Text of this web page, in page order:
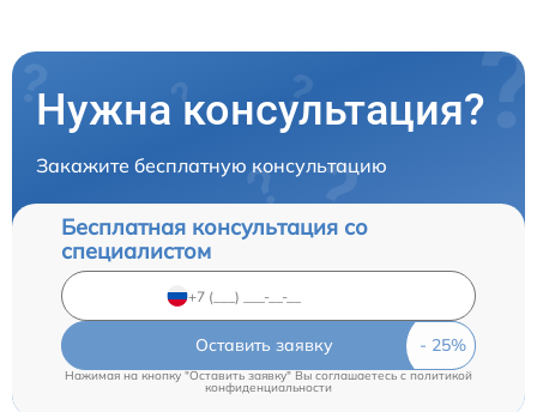
Нужна консультация?
Закажите бесплатную консультацию
Бесплатная консультация со
специалистом
Оставить заявку
Нажимая на кнопку "Оставить заявку" Вы соглашаетесь c политикой
конфиденциальности